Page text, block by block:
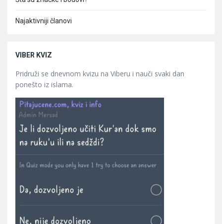
Najaktivniji članovi
VIBER KVIZ
Pridruži se dnevnom kvizu na Viberu i nauči svaki dan
ponešto iz islama.